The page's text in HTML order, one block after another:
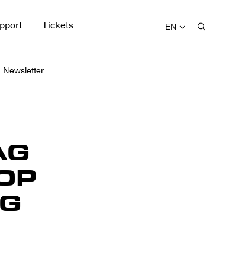
Tickets EN
Newsletter